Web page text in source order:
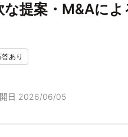
な提案・M&Aに
あり
日 2026/06/05